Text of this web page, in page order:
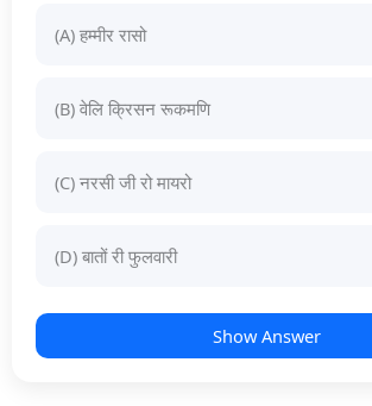
(A) हम्मीर रासो
(B) वेलि क्रिसन रूकमणि
(C) नरसी जी रो मायरो
(D) बातों री फुलवारी
Show Answer